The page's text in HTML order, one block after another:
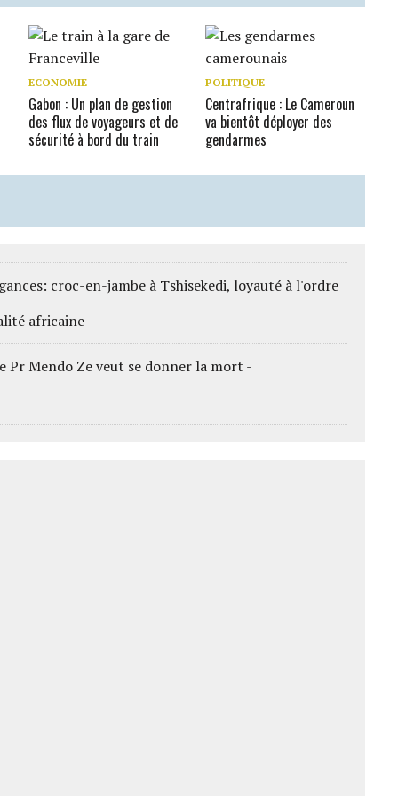
ECONOMIE
Gabon : Un plan de gestion
des flux de voyageurs et de
sécurité à bord du train
POLITIQUE
Centrafrique : Le Cameroun
va bientôt déployer des
gendarmes
croc-en-jambe à Tshisekedi, loyauté à l'ordre
africaine
Pr Mendo Ze veut se donner la mort -